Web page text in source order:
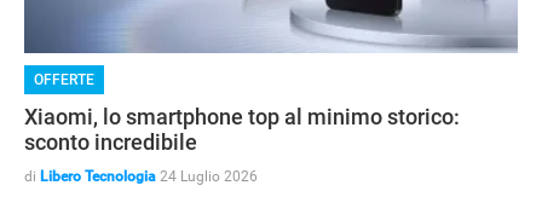
OFFERTE
Xiaomi, lo smartphone top al minimo storico:
sconto incredibile
di Libero Tecnologia 24 Luglio 2026